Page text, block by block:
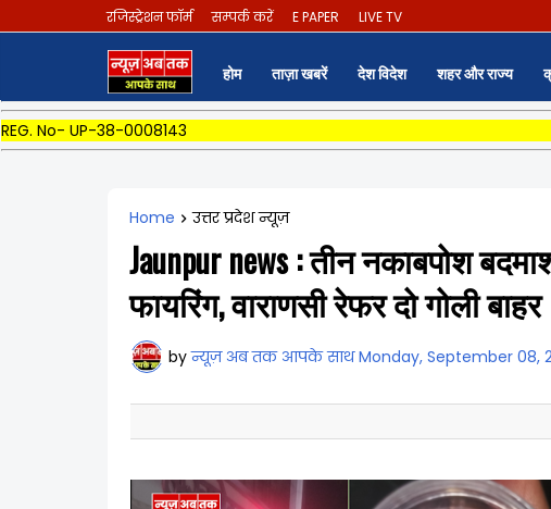
रजिस्ट्रेशन फॉर्म सम्पर्क करें E PAPER LIVE TV
होम ताज़ा खबरें देश विदेश शहर और राज्य
REG. No- UP-38-0008143
Home उत्तर प्रदेश न्यूज़
Jaunpur news : तीन नकाबपोश
फायरिंग, वाराणसी रेफर दो गोली
by न्यूज़ अब तक आपके साथ Monday, September 08,